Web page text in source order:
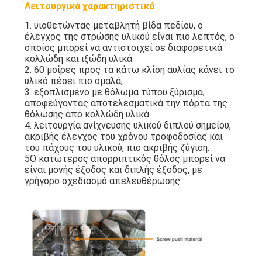
Λειτουργικά χαρακτηριστικά
1. υιοθετώντας μεταβλητή βίδα πεδίου, ο
έλεγχος της στρώσης υλικού είναι πιο λεπτός, ο
οποίος μπορεί να αντιστοιχεί σε διαφορετικά
κολλώδη και ιξώδη υλικά·
2. 60 μοίρες προς τα κάτω κλίση αυλίας κάνει το
υλικό πέσει πιο ομαλά;
3. εξοπλισμένο με θόλωμα τύπου ξύρισμα,
αποφεύγοντας αποτελεσματικά την πόρτα της
θόλωσης από κολλώδη υλικά
4. λειτουργία ανίχνευσης υλικού διπλού σημείου,
ακριβής έλεγχος του χρόνου τροφοδοσίας και
του πάχους του υλικού, πιο ακριβής ζύγιση.
5Ο κατώτερος απορριπτικός θόλος μπορεί να
είναι μονής έξοδος και διπλής έξοδος, με
γρήγορο σχεδιασμό απελευθέρωσης.